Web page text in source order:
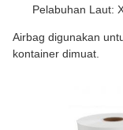
Pelabuhan Laut:
Airbag digunakan
kontainer dimuat.